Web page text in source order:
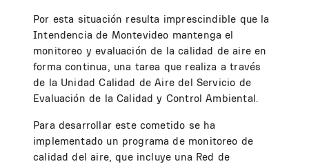
Por esta situación resulta imprescindible que la
Intendencia de Montevideo mantenga el
monitoreo y evaluación de la calidad de aire en
forma continua, una tarea que realiza a través
de la Unidad Calidad de Aire del Servicio de
Evaluación de la Calidad y Control Ambiental.
Para desarrollar este cometido se ha
implementado un programa de monitoreo de
calidad del aire, que incluye una Red de